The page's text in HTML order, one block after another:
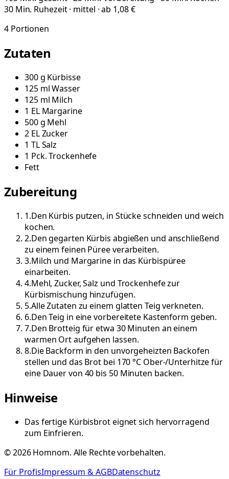
30 Min. Ruhezeit · mittel · ab 1,08 €
4 Portionen
Zutaten
300g Kürbisse
125 mlWasser
125 ml Milch
1 EL Margarine
500g Mehl
2 ELZucker
1 TLSalz
1 Pck.Trockenhefe
Fett
Zubereitung
1.Den Kürbis putzen, in Stücke schneiden und weich
kochen.
2.Den gegarten Kürbis abgießen und anschließend
zu einem feinen Püree verarbeiten.
3.Milch und Margarine in das Kürbispüree
einarbeiten.
4.Mehl, Zucker, Salz und Trockenhefe zur
Kürbismischung hinzufügen.
5.Alle Zutaten zu einem glatten Teig verkneten.
6.Den Teig in eine vorbereitete Kastenform geben.
7.Den Brotteig für etwa 30 Minuten an einem
warmen Ort aufgehen lassen.
8.Die Backform in den unvorgeheizten Backofen
stellen und das Brot bei 170 °C Ober-/Unterhitze für
eine Dauer von 40 bis 50 Minuten backen.
Hinweise
Das fertige Kürbisbrot eignet sich hervorragend
zum Einfrieren.
©2026Homnom. Alle Rechte vorbehalten.
Für ProfisImpressum & AGBDatenschutz